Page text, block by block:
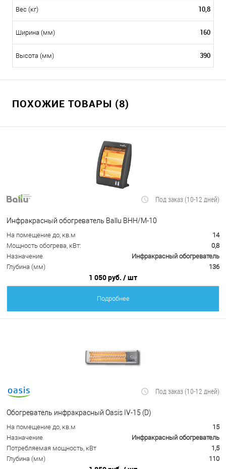
Вес (кг) 10,8
Ширина (мм) 160
Высота (мм) 390
ПОХОЖИЕ ТОВАРЫ (8)
Под заказ (10-12 дней)
Инфракрасный обогреватель Ballu BHH/M-10
На помещение до, кв.м
14
Мощность обогрева, кВт:
0,8
Назначение
Инфракрасный обогреватель
Глубина (мм)
136
1 050 руб. / шт
Подробнее
Под заказ (10-12 дней)
Обогреватель инфракрасный Oasis IV-15 (D)
На помещение до, кв.м
15
Назначение
Инфракрасный обогреватель
Потребляемая мощность, кВт
1,5
Глубина (мм)
110